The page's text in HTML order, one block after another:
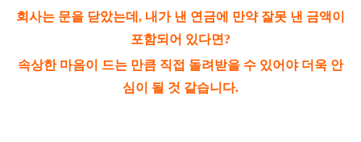
회사는 문을 닫았는데, 내가 낸 연금에 만약 잘못 낸 금액이
포함되어 있다면?
속상한 마음이 드는 만큼 직접 돌려받을 수 있어야 더욱 안
심이 될 것 같습니다.